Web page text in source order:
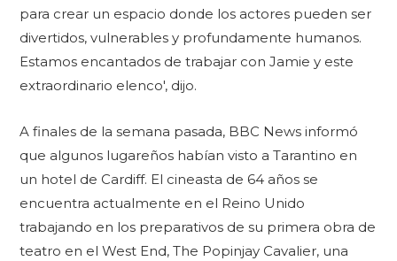
para crear un espacio donde los actores pueden ser
divertidos, vulnerables y profundamente humanos.
Estamos encantados de trabajar con Jamie y este
extraordinario elenco', dijo.
A finales de la semana pasada, BBC News informó
que algunos lugareños habían visto a Tarantino en
un hotel de Cardiff. El cineasta de 64 años se
encuentra actualmente en el Reino Unido
trabajando en los preparativos de su primera obra de
teatro en el West End, The Popinjay Cavalier, una